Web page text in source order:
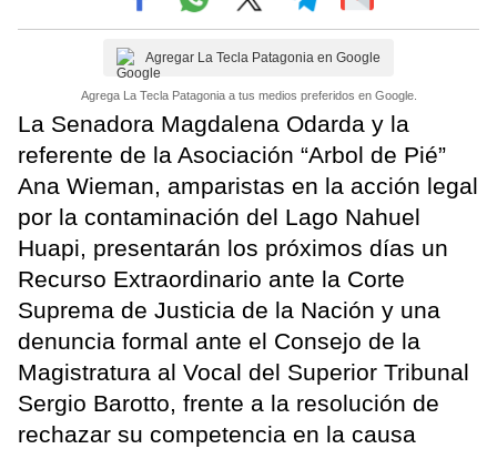
Agregar La Tecla Patagonia en Google
Agrega La Tecla Patagonia a tus medios preferidos en Google.
La Senadora Magdalena Odarda y la
referente de la Asociación “Arbol de Pié”
Ana Wieman, amparistas en la acción legal
por la contaminación del Lago Nahuel
Huapi, presentarán los próximos días un
Recurso Extraordinario ante la Corte
Suprema de Justicia de la Nación y una
denuncia formal ante el Consejo de la
Magistratura al Vocal del Superior Tribunal
Sergio Barotto, frente a la resolución de
rechazar su competencia en la causa